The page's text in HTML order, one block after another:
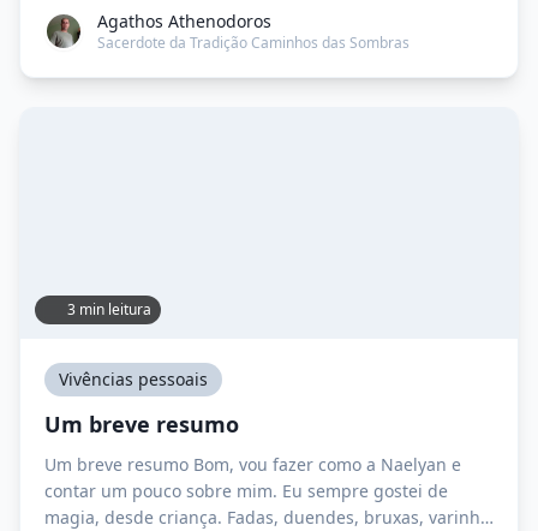
parte da comunidade wiccana. Conheci a Wicca em
2001 e 2002 me dediquei na TDB. Como os Deuses
Agathos Athenodoros
Sacerdote da Tradição Caminhos das Sombras
3 min leitura
Vivências pessoais
Um breve resumo
Um breve resumo Bom, vou fazer como a Naelyan e
contar um pouco sobre mim. Eu sempre gostei de
magia, desde criança. Fadas, duendes, bruxas, varinha